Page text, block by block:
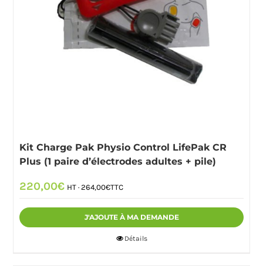
Kit Charge Pak Physio Control LifePak CR
Plus (1 paire d’électrodes adultes + pile)
220,00€ HT ·264,00€TTC
J'AJOUTE À MA DEMANDE
Détails